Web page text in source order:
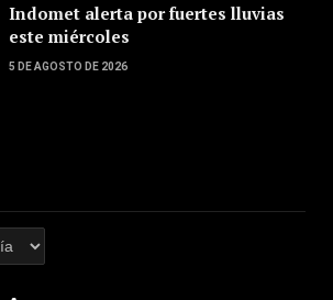
Indomet alerta por fuertes lluvias
este miércoles
5 DE AGOSTO DE 2026